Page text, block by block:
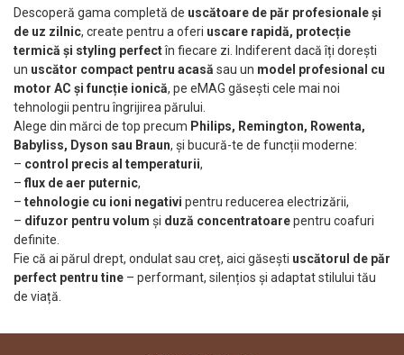
Descoperă gama completă de uscătoare de păr profesionale și
de uz zilnic, create pentru a oferi uscare rapidă, protecție
termică și styling perfectîn fiecare zi. Indiferent dacă îți dorești
un uscător compact pentru acasă sau un model profesional cu
motor AC și funcție ionică, pe eMAG găsești cele mai noi
tehnologii pentru îngrijirea părului.
Alege din mărci de top precum Philips, Remington, Rowenta,
Babyliss, Dyson sau Braun, și bucură-te de funcții moderne:
– control precis al temperaturii,
– flux de aer puternic,
– tehnologie cu ioni negativi pentru reducerea electrizării,
– difuzor pentru volum și duză concentratoarepentru coafuri
definite.
Fie că ai părul drept, ondulat sau creț, aici găsești uscătorul de păr
perfect pentru tine – performant, silențios și adaptat stilului tău
de viață.